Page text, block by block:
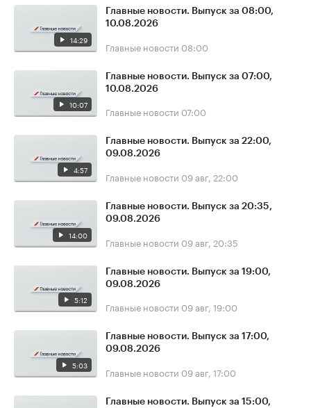
14:29
Главные новости. Выпуск за 08:00,
10.08.2026
Главные новости 08:00
10:07
Главные новости. Выпуск за 07:00,
10.08.2026
Главные новости 07:00
4:57
Главные новости. Выпуск за 22:00,
09.08.2026
Главные новости 09 авг, 22:00
14:00
Главные новости. Выпуск за 20:35,
09.08.2026
Главные новости 09 авг, 20:35
5:12
Главные новости. Выпуск за 19:00,
09.08.2026
Главные новости 09 авг, 19:00
5:03
Главные новости. Выпуск за 17:00,
09.08.2026
Главные новости 09 авг, 17:00
Главные новости. Выпуск за 15:00,